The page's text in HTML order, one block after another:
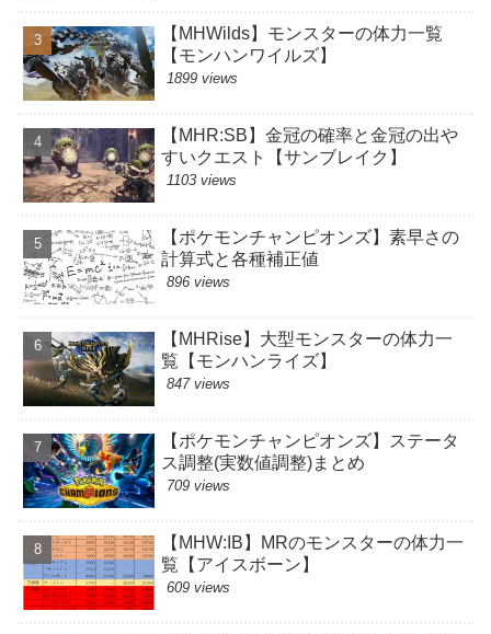
【MHWilds】モンスターの体力一覧
【モンハンワイルズ】
1899 views
【MHR:SB】金冠の確率と金冠の出や
すいクエスト【サンブレイク】
1103 views
【ポケモンチャンピオンズ】素早さの
計算式と各種補正値
896 views
【MHRise】大型モンスターの体力一
覧【モンハンライズ】
847 views
【ポケモンチャンピオンズ】ステータ
ス調整(実数値調整)まとめ
709 views
【MHW:IB】MRのモンスターの体力一
覧【アイスボーン】
609 views